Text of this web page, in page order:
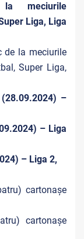
meciurile
Liga, Liga
la meciurile
Super Liga,
(28.09.2024) –
– Liga
– Liga 2,
cartonașe
cartonașe